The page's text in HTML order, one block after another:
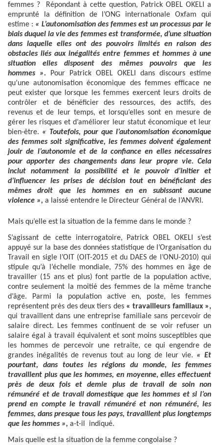
femmes ? Répondant à cette question, Patrick OBEL OKELI a
emprunté la définition de l’ONG internationale Oxfam qui
estime : « L’autonomisation des femmes est un processus par le
biais duquel la vie des femmes est transformée, d’une situation
dans laquelle elles ont des pouvoirs limités en raison des
obstacles liés aux inégalités entre femmes et hommes à une
situation elles disposent des mêmes pouvoirs que les
hommes ».
Pour Patrick OBEL OKELI dans discours estime
qu’une autonomisation économique des femmes efficace ne
peut exister que lorsque les femmes exercent leurs droits de
contrôler et de bénéficier des ressources, des actifs, des
revenus et de leur temps, et lorsqu’elles sont en mesure de
gérer les risques et d’améliorer leur statut économique et leur
bien-être. « Toutefois, pour que l’autonomisation économique
des femmes soit significative, les femmes doivent également
jouir de l’autonomie et de la confiance en elles nécessaires
pour apporter des changements dans leur propre vie. Cela
inclut notamment la possibilité et le pouvoir d’initier et
d’influencer les prises de décision tout en bénéficiant des
mêmes droit que les hommes en en subissant aucune
violence », a laissé entendre le Directeur Général de l’ANVRI.
Mais qu’elle est la situation de la femme dans le monde ?
S’agissant de cette interrogatoire, Patrick OBEL OKELI s’est
appuyé sur la base des données statistique de l’Organisation du
Travail en sigle l’OIT (OIT-2015 et du DAES de l’ONU-2010) qui
stipule qu’à l’échelle mondiale, 75% des hommes en âge de
travailler (15 ans et plus) font partie de la population active,
contre seulement la moitié des femmes de la même tranche
d’âge. Parmi la population active en, poste, les femmes
représentent près des deux tiers des « travailleurs familiaux »,
qui travaillent dans une entreprise familiale sans percevoir de
salaire direct. Les femmes continuent de se voir refuser un
salaire égal à travail équivalent et sont moins susceptibles que
les hommes de percevoir une retraite, ce qui engendre de
grandes inégalités de revenus tout au long de leur vie. « Et
pourtant, dans toutes les régions du monde, les femmes
travaillent plus que les hommes, en moyenne, elles effectuent
près de deux fois et demie plus de travail de soin non
rémunéré et de travail domestique que les hommes et si l’on
prend en compte le travail rémunéré et non rémunéré, les
femmes, dans presque tous les pays, travaillent plus longtemps
que les hommes », a-t-il indiqué.
Mais quelle est la situation de la femme congolaise ?